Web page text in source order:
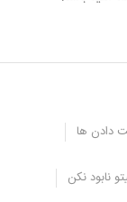
دادن ها
نابود نکن
پس از